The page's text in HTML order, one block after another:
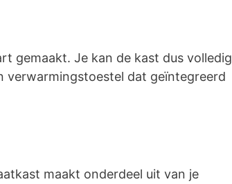
gemaakt. Je kan de kast dus volledig
verwarmingstoestel dat geïntegreerd
maakt onderdeel uit van je